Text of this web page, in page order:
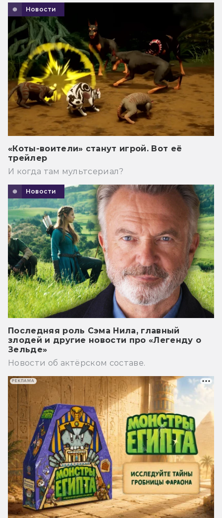
Новости
«Коты-воители» станут игрой. Вот её
трейлер
И когда там мультсериал?
Новости
Последняя роль Сэма Нила, главный
злодей и другие новости про «Легенду о
Зельде»
Новости об актёрском составе.
РЕКЛАМА